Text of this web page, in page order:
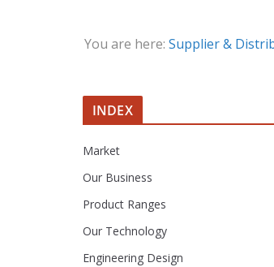
You are here: Supplier &
INDEX
Market
Our Business
Product Ranges
Our Technology
Engineering Design